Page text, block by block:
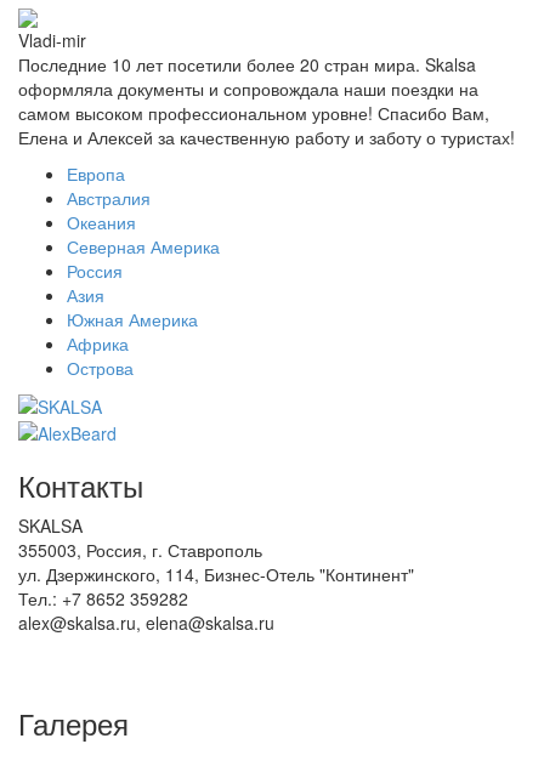
Vladi-mir
Последние 10 лет посетили более 20 стран мира. Skalsa
оформляла документы и сопровождала наши поездки на
самом высоком профессиональном уровне! Спасибо Вам,
Елена и Алексей за качественную работу и заботу о туристах!
Европа
Австралия
Океания
Северная Америка
Россия
Азия
Южная Америка
Африка
Острова
Контакты
SKALSA
355003, Россия, г. Ставрополь
ул. Дзержинского, 114, Бизнес-Отель "Континент"
Тел.: +7 8652 359282
alex@skalsa.ru, elena@skalsa.ru
Галерея